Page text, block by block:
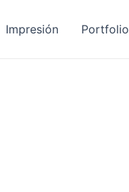
Impresión Portfolio